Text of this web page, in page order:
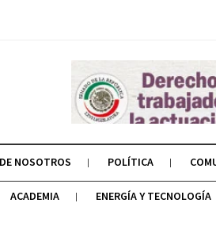
NOSOTROS POLÍTICA
ACADEMIA ENERGÍA Y TECNOLOGÍA